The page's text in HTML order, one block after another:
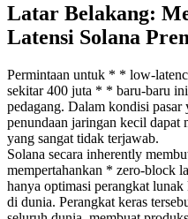
Latar Belakang:
Latensi Solana
Permintaan untuk * * low-
sekitar 400 juta * * baru-baru
pedagang. Dalam kondisi pasar
penundaan jaringan kecil dapat
yang sangat tidak terjawab.
Solana secara inherently
mempertahankan * zero-block
hanya optimasi perangkat lunak
di dunia. Perangkat keras